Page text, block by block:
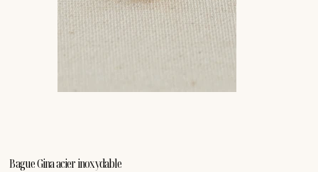
Bague Gina acier inoxydable